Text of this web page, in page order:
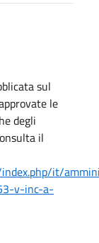
sul
le
degli
il
it/
v-inc-a-